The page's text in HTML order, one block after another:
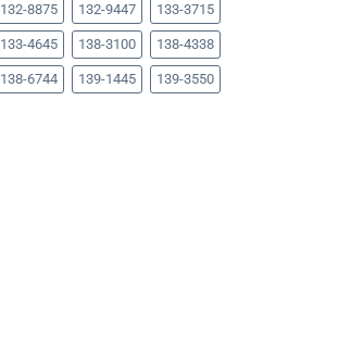
132-8875 132-9447 133-3715
133-4645 138-3100 138-4338
138-6744 139-1445 139-3550